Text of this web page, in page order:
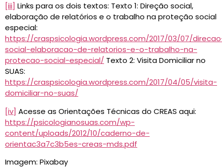
[iii] Links para os dois textos: Texto 1: Direção social,
elaboração de relatórios e o trabalho na proteção social
especial:
https://craspsicologia.wordpress.com/2017/03/07/
social-elaboracao-de-relatorios-e-o-trabalho-na-
protecao-social-especial/ Texto 2: Visita Domiciliar no
SUAS:
https://craspsicologia.wordpress.com/2017/04/05/visita-
domiciliar-no-suas/
[iv] Acesse as Orientações Técnicas do CREAS aqui:
https://psicologianosuas.com/wp-
content/uploads/2012/10/caderno-de-
orientac3a7c3b5es-creas-mds.pdf
Imagem: Pixabay